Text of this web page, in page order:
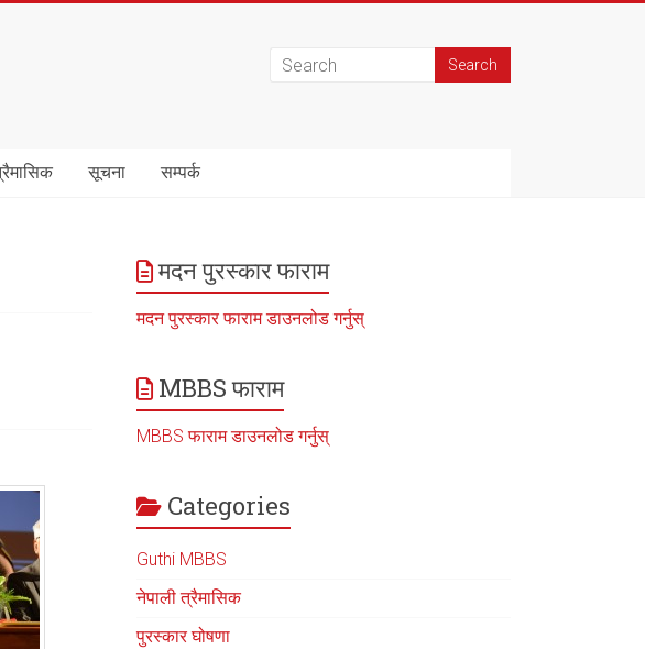
सूचना सम्पर्क
मदन पुरस्कार फाराम
मदन पुरस्कार फाराम डाउनलोड गर्नुस्
MBBS फाराम
MBBS फाराम डाउनलोड गर्नुस्
Categories
Guthi MBBS
नेपाली त्रैमासिक
पुरस्कार घोषणा